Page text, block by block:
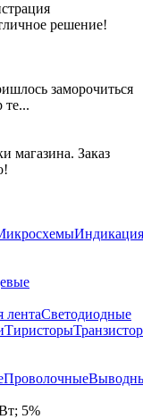
решение!
заморочиться
те...
магазина. Заказ
Индикация
лентаСветодиодные
Тиристоры
Проволочные
5%